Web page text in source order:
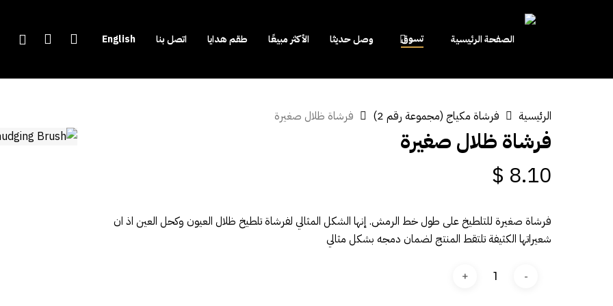
Hit enter to search or ESC to close
الصفحة الرئيسية تسوق وصل حديثا الأكثر مبيعًا طقم هدايا اتصل بنا English
search
account
الرئيسية فرشاة مكياج (مجموعة رقم 2) فرشاة ظلال صغيرة
فرشاة ظلال صغيرة
$ 8.10
فرشاة صغيرة للتلطيخ على طول خط الرمش. إنها الشكل المثالي لفرشاة تلطيخ ظلال العيون وكحل العين اذ ان
شعيراتها الكثيفة تلتقط المنتج لضمان دمجه بشكل مثالي